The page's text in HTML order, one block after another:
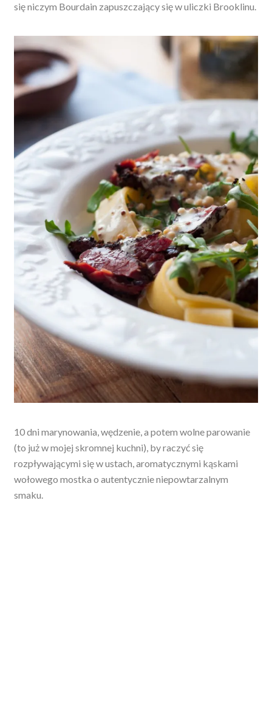
się niczym Bourdain zapuszczający się w uliczki Brooklinu.
10 dni marynowania, wędzenie, a potem wolne parowanie
(to już w mojej skromnej kuchni), by raczyć się
rozpływającymi się w ustach, aromatycznymi kąskami
wołowego mostka o autentycznie niepowtarzalnym
smaku.